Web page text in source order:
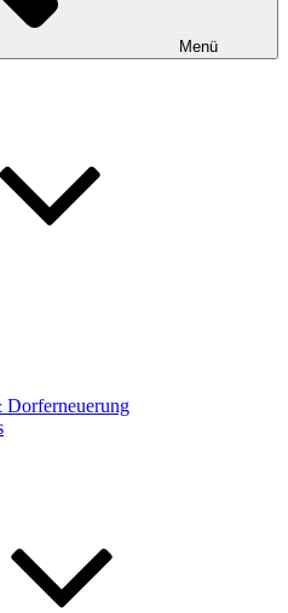
Menü